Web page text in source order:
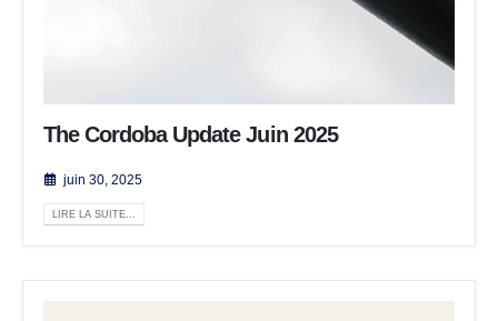
The Cordoba Update Juin 2025
juin 30, 2025
LIRE LA SUITE...